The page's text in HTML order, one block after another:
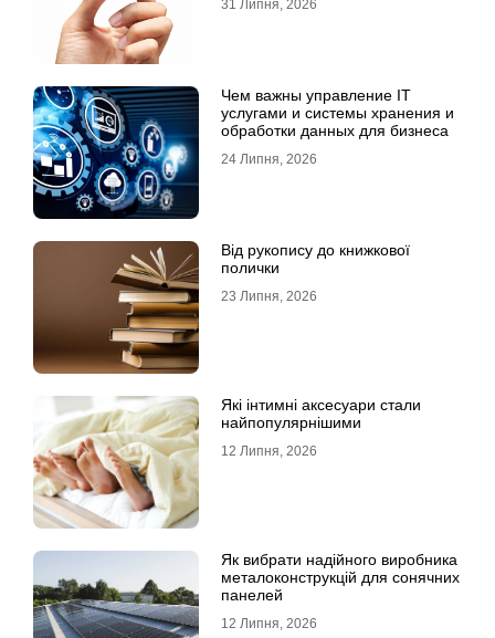
31 Липня, 2026
Чем важны управление IT
услугами и системы хранения и
обработки данных для бизнеса
24 Липня, 2026
Від рукопису до книжкової
полички
23 Липня, 2026
Які інтимні аксесуари стали
найпопулярнішими
12 Липня, 2026
Як вибрати надійного виробника
металоконструкцій для сонячних
панелей
12 Липня, 2026